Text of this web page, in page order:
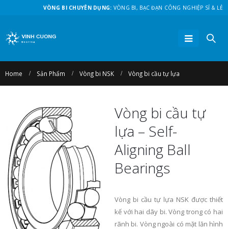
VÒNG BI CHUYÊN DỤNG: VÒNG BI, BẠC ĐẠN CÔNG NGHIỆP SỈ & LẺ
Home Sản Phẩm Vòng bi NSK Vòng bi cầu tự lựa
Vòng bi cầu tự
lựa – Self-
Aligning Ball
Bearings
Vòng bi cầu tự lựa NSK được thiết
kế với hai dãy bi. Vòng trong có hai
rãnh bi. Vòng ngoài có mặt lăn hình